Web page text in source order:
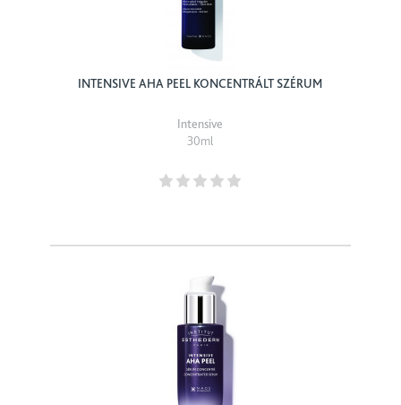
INTENSIVE AHA PEEL KONCENTRÁLT SZÉRUM
Intensive
30ml